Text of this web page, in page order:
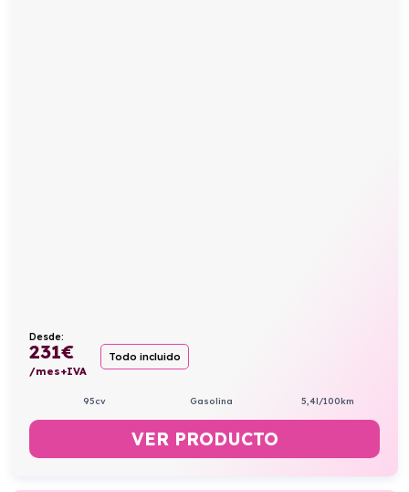
Desde:
231€
/mes+IVA
Todo incluido
95cv Gasolina 5,4l/100km
VER PRODUCTO